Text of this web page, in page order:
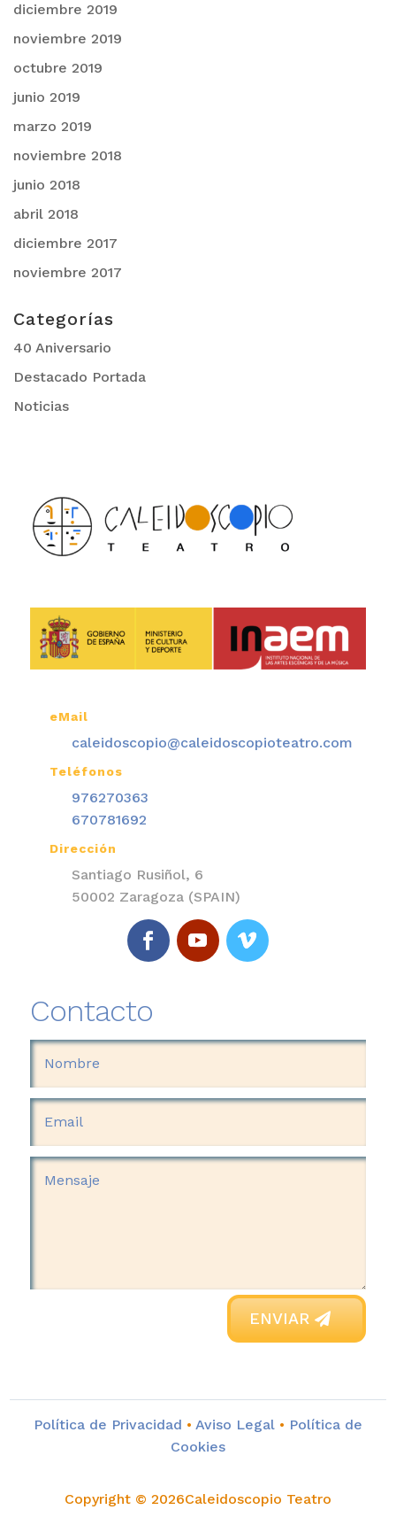
diciembre 2019
noviembre 2019
octubre 2019
junio 2019
marzo 2019
noviembre 2018
junio 2018
abril 2018
diciembre 2017
noviembre 2017
Categorías
40 Aniversario
Destacado Portada
Noticias
eMail
caleidoscopio@caleidoscopioteatro.com
Teléfonos
976270363
670781692
Dirección
Santiago Rusiñol, 6
50002 Zaragoza (SPAIN)
Contacto
ENVIAR
Política de Privacidad • Aviso Legal • Política de
Cookies
Copyright © 2026Caleidoscopio Teatro